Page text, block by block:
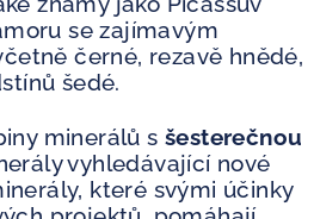
se zajímavým
černé, rezavě hnědé,
šedé.
minerálů s šesterečnou
vyhledávající nové
které svými účinky